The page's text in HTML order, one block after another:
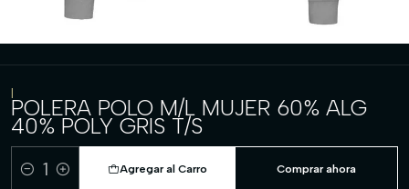
|
POLERA POLO M/L MUJER 60% ALG
40% POLY GRIS T/S
Cantidad
Agregar al Carro Comprar ahora